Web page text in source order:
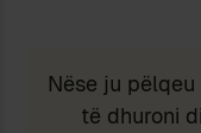
Nëse ju
të dhuroni